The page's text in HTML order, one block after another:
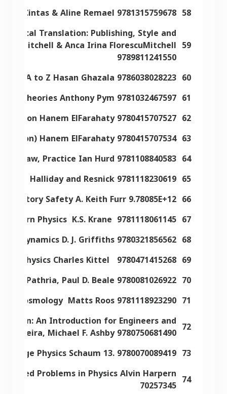
58
Cintas & Aline Remael 9781315759678
59
Translation: Publishing, Style and
Mitchell & Anca Irina FlorescuMitchell
9789811241550
60
A to Z Hasan Ghazala 9786038028223
61
Theories Anthony Pym 9781032467597
62
Hanem ElFarahaty 9780415707527
63
Hanem ElFarahaty 9780415707534
64
Law, Practice Ian Hurd 9781108840583
65
Halliday and Resnick 9781118230619
66
Safety A. Keith Furr 9.78085E+12
67
Modern Physics K.S. Krane 9781118061145
68
D. J. Griffiths 9780321856562
69
physics Charles Kittel 9780471415268
70
Pathria, Paul D. Beale 9780081026922
71
Cosmology Matts Roos 9781118923290
72
An Introduction for Engineers and
Michael F. Ashby 9780750681490
73
Physics Schaum 13. 9780070089419
74
solved Problems in Physics Alvin Harpern
70257345